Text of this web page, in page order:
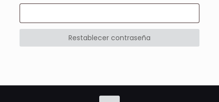
Restablecer contraseña